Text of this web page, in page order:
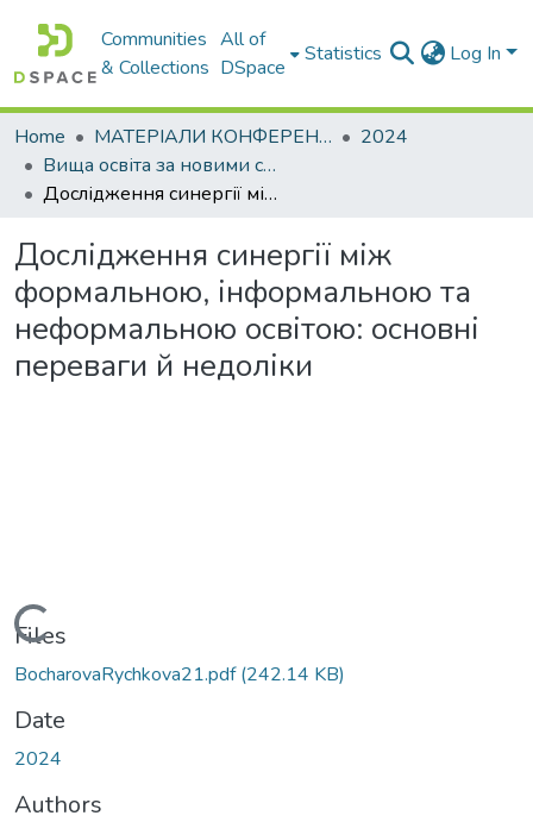
Communities
& Collections
All of
DSpace
Statistics Log In
Home МАТЕРІАЛИ КОНФЕРЕНЦІЙ
2024
Вища освіта за новими стандартами: виклики у контексті діджиталізації та інтеграції в міжнародний освітній простір
Дослідження синергії між формальною, інформальною та неформальною освітою: основні переваги й недоліки
Дослідження синергії між
формальною, інформальною та
неформальною освітою: основні
переваги й недоліки
Loading...
Files
BocharovaRychkova21.pdf(242.14 KB)
Date
2024
Authors